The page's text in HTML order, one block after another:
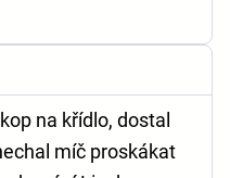
na křídlo, dostal
míč proskákat